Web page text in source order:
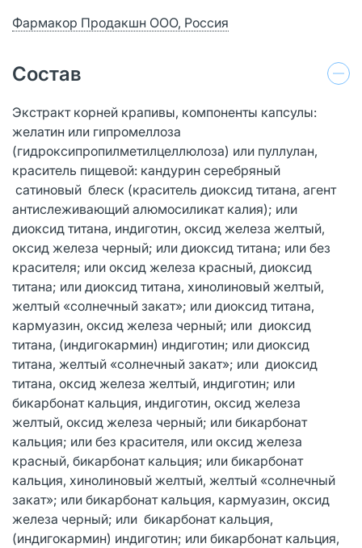
Фармакор Продакшн ООО, Россия
Состав
Экстракт корней крапивы, компоненты капсулы:
желатин или гипромеллоза
(гидроксипропилметилцеллюлоза) или пуллулан,
краситель пищевой: кандурин серебряный
сатиновый блеск (краситель диоксид титана, агент
антислеживающий алюмосиликат калия); или
диоксид титана, индиготин, оксид железа желтый,
оксид железа черный; или диоксид титана; или без
красителя; или оксид железа красный, диоксид
титана; или диоксид титана, хинолиновый желтый,
желтый «солнечный закат»; или диоксид титана,
кармуазин, оксид железа черный; или диоксид
титана, (индигокармин) индиготин; или диоксид
титана, желтый «солнечный закат»; или диоксид
титана, оксид железа желтый, индиготин; или
бикарбонат кальция, индиготин, оксид железа
желтый, оксид железа черный; или бикарбонат
кальция; или без красителя, или оксид железа
красный, бикарбонат кальция; или бикарбонат
кальция, хинолиновый желтый, желтый «солнечный
закат»; или бикарбонат кальция, кармуазин, оксид
железа черный; или бикарбонат кальция,
(индигокармин) индиготин; или бикарбонат кальция,